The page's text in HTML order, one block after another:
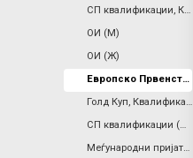
СП квалификации, КОНМЕБОЛ
ОИ (М)
ОИ (Ж)
Европско Првенство (Ж)
Голд Куп, Квалификации
СП квалификации (Ж), Европа
Меѓународни пријателски